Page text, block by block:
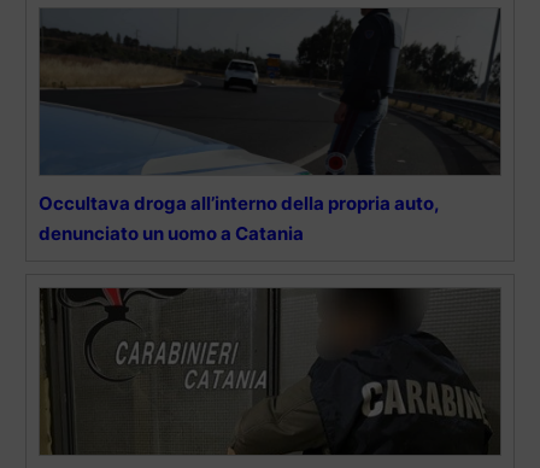
Occultava droga all’interno della propria auto,
denunciato un uomo a Catania